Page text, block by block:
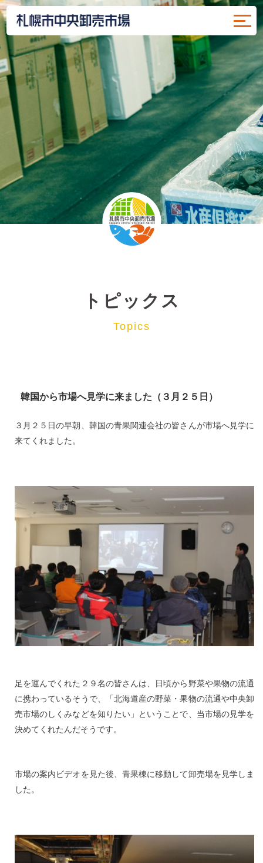
トピックス
Topics
韓国から市場へ見学に来ました（３月２５日）
３月２５日の早朝、韓国の青果関連会社の皆さんが市場へ見学に
来てくれました。
足を運んでくれた２９名の皆さんは、日頃から野菜や果物の流通
に携わっているそうで、「北海道産の野菜・果物の流通や中央卸
売市場のしくみなどを知りたい」ということで、当市場の見学を
決めてくれたんだそうです。
市場の案内ビデオを見た後、青果棟に移動して卸売場を見学しま
した。